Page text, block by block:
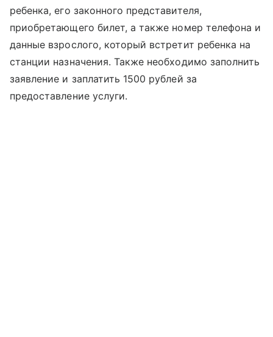
ребенка, его законного представителя,
приобретающего билет, а также номер телефона и
данные взрослого, который встретит ребенка на
станции назначения. Также необходимо заполнить
заявление и заплатить 1500 рублей за
предоставление услуги.